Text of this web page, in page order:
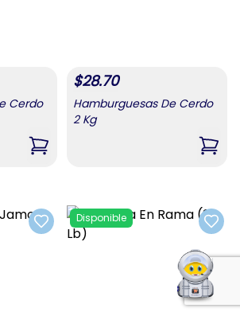
Cerdo
,Hamburguesas De Cerdo 500 G
$28.70
Hamburguesas De Cerdo
2 Kg
,
Add to favorites Add
Disponible